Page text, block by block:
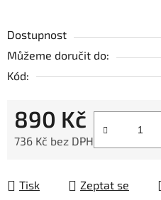
Dostupnost
Můžeme doručit do:
Kód:
890 Kč
736 Kč bez DPH
Tisk Zeptat se